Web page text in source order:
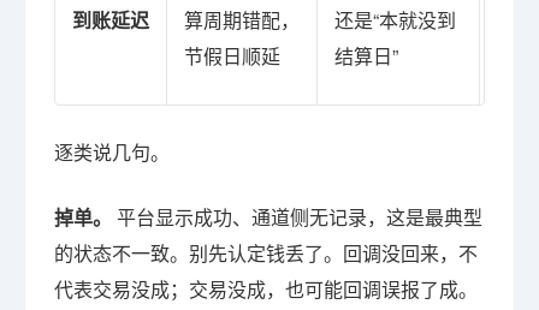
到账延迟
算周期错配，
节假日顺延
还是“本就没到
结算日”
逐类说几句。
掉单。 平台显示成功、通道侧无记录，这是最典型
的状态不一致。别先认定钱丢了。回调没回来，不
代表交易没成；交易没成，也可能回调误报了成。